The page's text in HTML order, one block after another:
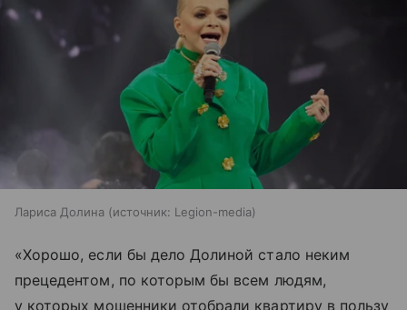
Лариса Долина источник: Legion-media
«Хорошо, если бы дело Долиной стало неким
прецедентом, по которым бы всем людям,
у которых мошенники отобрали квартиру в пользу